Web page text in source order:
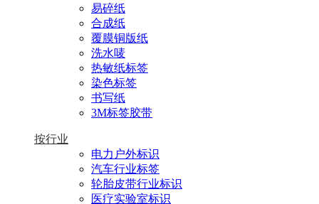
易碎纸
合成纸
覆膜铜版纸
洗水唛
热敏纸标签
染色标签
书写纸
3M标签胶带
按行业
电力户外标识
汽车行业标签
轮胎皮带行业标识
医疗实验室标识